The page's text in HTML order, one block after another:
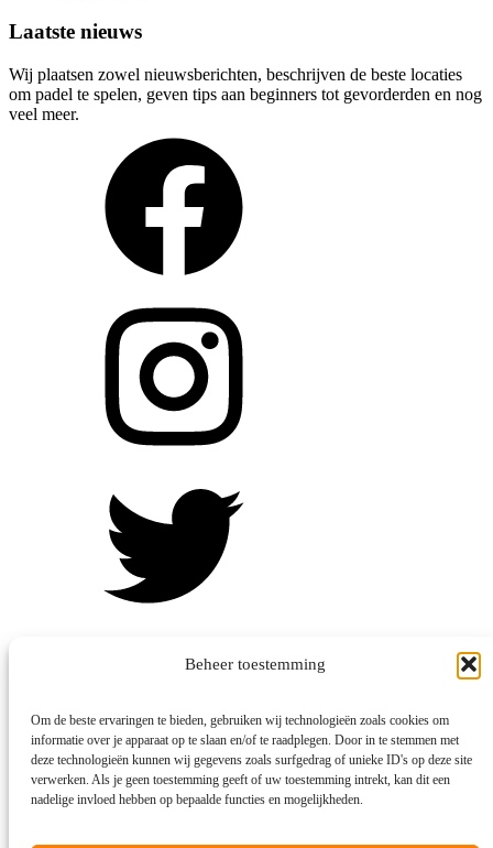
Beheer toestemming
Om de beste ervaringen te bieden, gebruiken wij technologieën zoals cookies om
informatie over je apparaat op te slaan en/of te raadplegen. Door in te stemmen met
deze technologieën kunnen wij gegevens zoals surfgedrag of unieke ID's op deze site
verwerken. Als je geen toestemming geeft of uw toestemming intrekt, kan dit een
nadelige invloed hebben op bepaalde functies en mogelijkheden.
Laatste nieuws
Wij plaatsen zowel nieuwsberichten, beschrijven de beste locaties
om padel te spelen, geven tips aan beginners tot gevorderden en nog
veel meer.
© Alles over padel -
2026